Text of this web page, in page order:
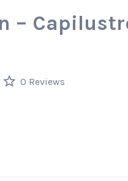
–
0 Reviews